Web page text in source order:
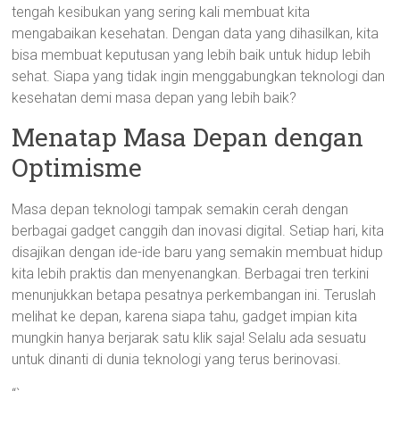
tengah kesibukan yang sering kali membuat kita
mengabaikan kesehatan. Dengan data yang dihasilkan, kita
bisa membuat keputusan yang lebih baik untuk hidup lebih
sehat. Siapa yang tidak ingin menggabungkan teknologi dan
kesehatan demi masa depan yang lebih baik?
Menatap Masa Depan dengan
Optimisme
Masa depan teknologi tampak semakin cerah dengan
berbagai gadget canggih dan inovasi digital. Setiap hari, kita
disajikan dengan ide-ide baru yang semakin membuat hidup
kita lebih praktis dan menyenangkan. Berbagai tren terkini
menunjukkan betapa pesatnya perkembangan ini. Teruslah
melihat ke depan, karena siapa tahu, gadget impian kita
mungkin hanya berjarak satu klik saja! Selalu ada sesuatu
untuk dinanti di dunia teknologi yang terus berinovasi.
“`